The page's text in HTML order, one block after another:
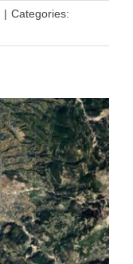
| Categories: